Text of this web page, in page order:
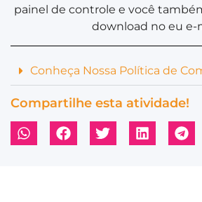
painel de controle e você
download no eu e-
Conheça Nossa Política de
Compartilhe esta atividade!